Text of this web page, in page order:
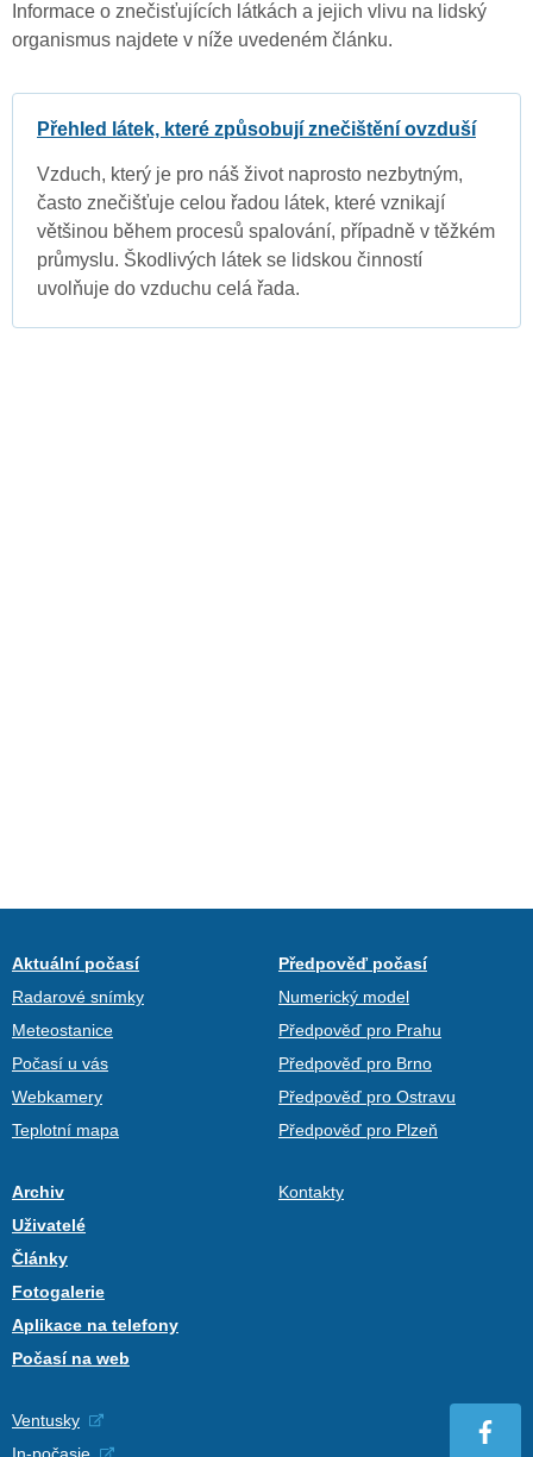
Informace o znečisťujících látkách a jejich vlivu na lidský
organismus najdete v níže uvedeném článku.
Přehled látek, které způsobují znečištění ovzduší
Vzduch, který je pro náš život naprosto nezbytným,
často znečišťuje celou řadou látek, které vznikají
většinou během procesů spalování, případně v těžkém
průmyslu. Škodlivých látek se lidskou činností
uvolňuje do vzduchu celá řada.
Aktuální počasí
Radarové snímky
Meteostanice
Počasí u vás
Webkamery
Teplotní mapa
Předpověď počasí
Numerický model
Předpověď pro Prahu
Předpověď pro Brno
Předpověď pro Ostravu
Předpověď pro Plzeň
Archiv
Uživatelé
Články
Fotogalerie
Aplikace na telefony
Počasí na web
Kontakty
Ventusky